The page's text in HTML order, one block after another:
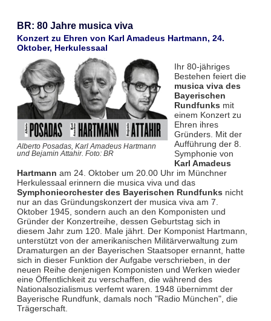
BR: 80 Jahre musica viva
Konzert zu Ehren von Karl Amadeus Hartmann, 24.
Oktober, Herkulessaal
Alberto Posadas, Karl Amadeus Hartmann
und Bejamin Attahir. Foto: BR
Ihr 80-jähriges
Bestehen feiert die
musica viva des
Bayerischen
Rundfunks mit
einem Konzert zu
Ehren ihres
Gründers. Mit der
Aufführung der 8.
Symphonie von
Karl Amadeus
Hartmann am 24. Oktober um 20.00 Uhr im Münchner
Herkulessaal erinnern die musica viva und das
Symphonieorchester des Bayerischen Rundfunks nicht
nur an das Gründungskonzert der musica viva am 7.
Oktober 1945, sondern auch an den Komponisten und
Gründer der Konzertreihe, dessen Geburtstag sich in
diesem Jahr zum 120. Male jährt. Der Komponist Hartmann,
unterstützt von der amerikanischen Militärverwaltung zum
Dramaturgen an der Bayerischen Staatsoper ernannt, hatte
sich in dieser Funktion der Aufgabe verschrieben, in der
neuen Reihe denjenigen Komponisten und Werken wieder
eine Öffentlichkeit zu verschaffen, die während des
Nationalsozialismus verfemt waren. 1948 übernimmt der
Bayerische Rundfunk, damals noch "Radio München", die
Trägerschaft.